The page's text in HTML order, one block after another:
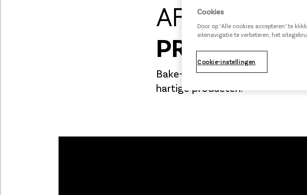
AFBAKADVIES
PRODUCTEN
Bake-off Advisor Mark van der
hartige producten.
Cookies
Door op “Alle cookies accepteren” te
sitenavigatie te verbeteren, het
Cookie-instellingen